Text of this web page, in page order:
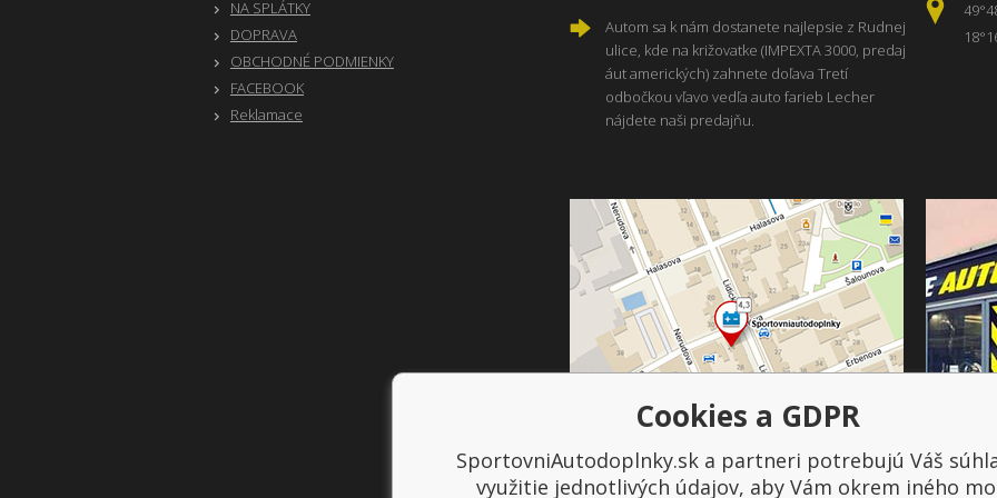
NA SPLÁTKY
DOPRAVA
OBCHODNÉ PODMIENKY
FACEBOOK
Reklamace
Autom sa k nám dostanete najlepsie z Rudnej
ulice, kde na križovatke (IMPEXTA 3000, predaj
áut amerických) zahnete doľava Tretí
odbočkou vľavo vedľa auto farieb Lecher
nájdete naši predajňu.
Platba a doprava
Cookies a GDPR
SportovniAutodoplnky.sk a partneri potrebujú Váš
využitie jednotlivých údajov, aby Vám okrem iného